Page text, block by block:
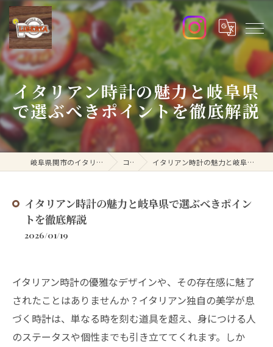
イタリアン時計の魅力と岐阜県
で選ぶべきポイントを徹底解説
岐阜県関市のイタリアンなら洋食リベルタ コラム イタリアン時計の魅力と岐阜県で選ぶべきポイントを徹底解説
イタリアン時計の魅力と岐阜県で選ぶべきポイン
トを徹底解説
2026/01/19
イタリアン時計の優雅なデザインや、その存在感に魅了
されたことはありませんか？イタリアン独自の美学が息
づく時計は、単なる時を刻む道具を超え、身につける人
のステータスや個性までも引き立ててくれます。しか